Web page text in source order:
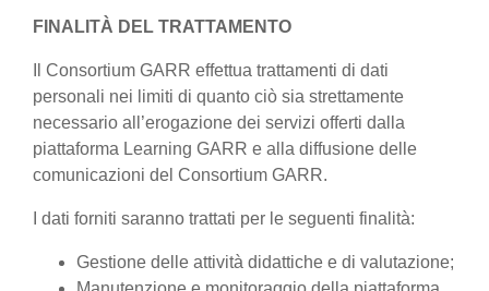
FINALITÀ DEL TRATTAMENTO
Il Consortium GARR effettua trattamenti di dati
personali nei limiti di quanto ciò sia strettamente
necessario all’erogazione dei servizi offerti dalla
piattaforma Learning GARR e alla diffusione delle
comunicazioni del Consortium GARR.
I dati forniti saranno trattati per le seguenti finalità:
Gestione delle attività didattiche e di valutazione;